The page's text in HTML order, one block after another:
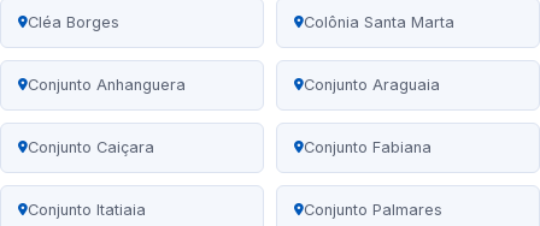
Cléa Borges Colônia Santa Marta
Conjunto Anhanguera Conjunto Araguaia
Conjunto Caiçara Conjunto Fabiana
Conjunto Itatiaia Conjunto Palmares